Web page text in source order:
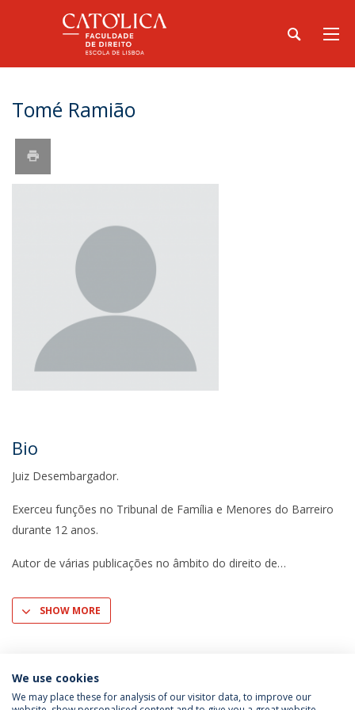
Tomé Ramião
Bio
Juiz Desembargador.
Exerceu funções no Tribunal de Família e Menores do Barreiro
durante 12 anos.
Autor de várias publicações no âmbito do direito de
SHOW MORE
We use cookies
We may place these for analysis of our visitor data, to improve our